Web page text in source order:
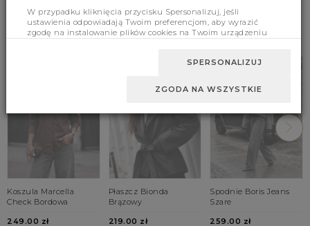
BESTSELLERY
Koszula Marcella
Check Bordowa
249.00 zł
Płaszcz Bionda
Brązowy
219.00 zł
Spodnie Boris Jeans
Szare
259.00 zł
W przypadku kliknięcia przycisku Spersonalizuj, jeśli
ustawienia odpowiadają Twoim preferencjom, aby wyrazić
zgodę na instalowanie plików cookies na Twoim urządzeniu
SPERSONALIZUJ
ZGODA NA WSZYSTKIE